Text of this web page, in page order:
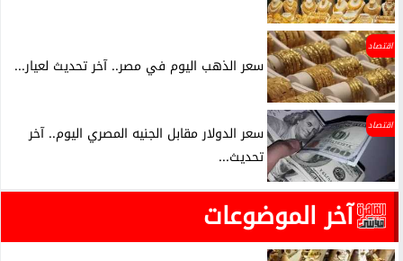
اقتصاد
سعر الذهب اليوم في مصر.. آخر تحديث لعيار...
اقتصاد
سعر الدولار مقابل الجنيه المصري اليوم.. آخر
تحديث...
آخر الموضوعات